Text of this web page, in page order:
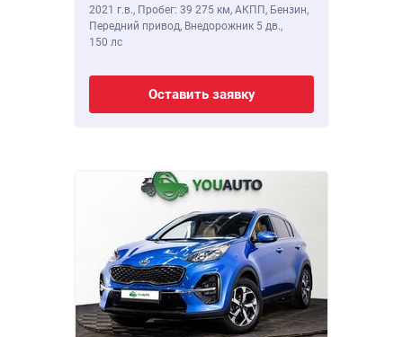
2021 г.в., Пробег: 39 275 км, АКПП, Бензин,
Передний привод, Внедорожник 5 дв.,
150 лс
Оставить заявку